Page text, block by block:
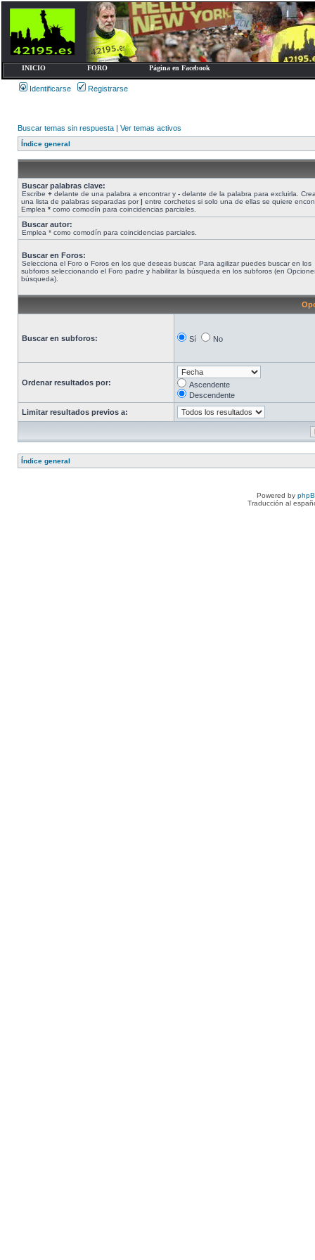
INICIO FORO Página en Facebook
Identificarse Registrarse
Buscar temas sin respuesta | Ver temas activos
Índice general
Buscar palabras clave:
Escribe + delante de una palabra a encontrar y - delante de la palabra para excluirla.
una lista de palabras separadas por| entre corchetes si solo una de ellas se quiere
Emplea * como comodín para coincidencias parciales.
Buscar autor:
Emplea * como comodín para coincidencias parciales.
Buscar en Foros:
Selecciona el Foro o Foros en los que deseas buscar. Para agilizar puedes buscar en los
subforos seleccionando el Foro padre y habilitar la búsqueda en los subforos (en
búsqueda).
Buscar en subforos: Sí No
Ordenar resultados por:
Ascendente
Descendente
Limitar resultados previos a:
Índice general
Powered by
Traducción al